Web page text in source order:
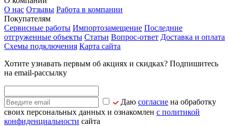
О нас Отзывы Работа в компании
Покупателям
Сервисные работы Импортозамещение Последние
отгруженные объекты Статьи Вопрос-ответ Доставка и оплата
Схемы подключения Карта сайта
Хотите узнавать первым об акциях и скидках? Подпишитесь
на email-рассылку
Даю согласие на обработку
своих персональных данных и ознакомлен с политикой
конфиденциальности сайта